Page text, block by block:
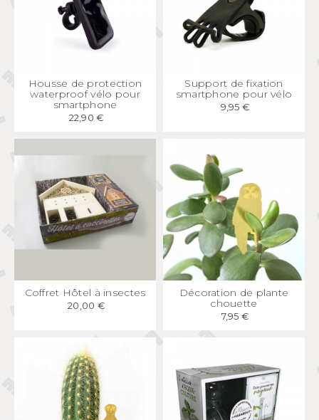
APERÇU RAPIDE
Housse de protection
waterproof vélo pour
smartphone
22,90 €
APERÇU RAPIDE
Support de fixation
smartphone pour vélo
9,95 €
APERÇU RAPIDE
Coffret Hôtel à insectes
20,00 €
APERÇU RAPIDE
Décoration de plante
chouette
7,95 €